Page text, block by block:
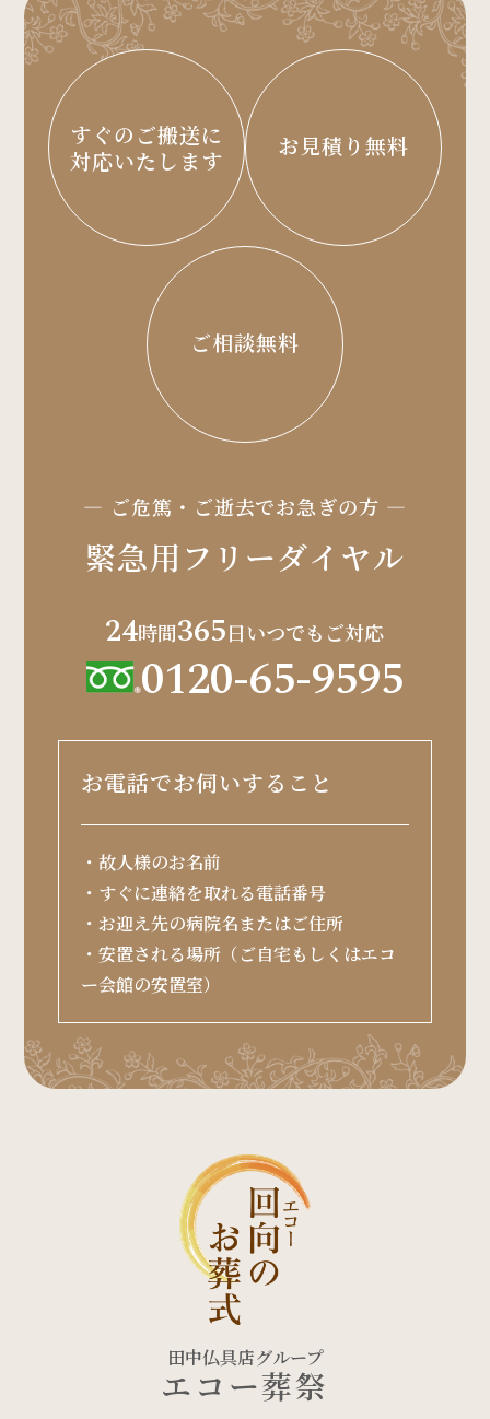
すぐのご搬送に
対応いたします
お見積り無料
ご相談無料
― ご危篤・ご逝去でお急ぎの方 ―
緊急用フリーダイヤル
24時間365日いつでもご対応
0120-65-9595
お電話でお伺いすること
・故人様のお名前
・すぐに連絡を取れる電話番号
・お迎え先の病院名またはご住所
・安置される場所（ご自宅もしくはエコ
ー会館の安置室）
田中仏具店グループ
エコー葬祭